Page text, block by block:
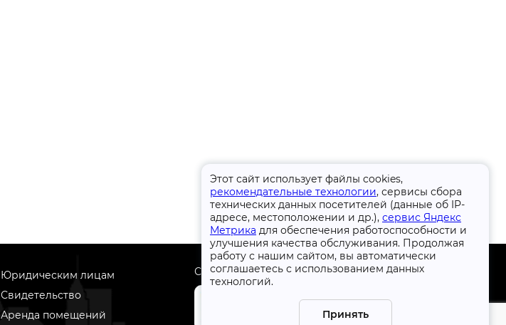
Этот сайт использует файлы cookies,
рекомендательные технологии, сервисы сбора
технических данных посетителей (данные об IP-
адресе, местоположении и др.), сервис Яндекс
Метрика для обеспечения работоспособности и
улучшения качества обслуживания. Продолжая
работу с нашим сайтом, вы автоматически
соглашаетесь с использованием данных
технологий.
Принять
Юридическим лицам
Свидетельство
Аренда помещений
Скачать приложение